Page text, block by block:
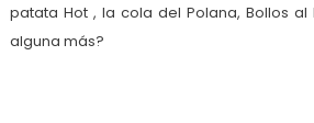
patata Hot , la cola del Polana, Bollos
alguna más?